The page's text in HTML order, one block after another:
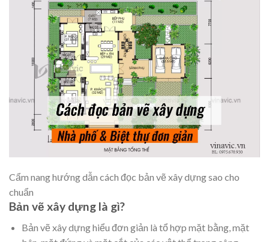
Cẩm nang hướng dẫn cách đọc bản vẽ xây dựng sao cho
chuẩn
Bản vẽ xây dựng là gì?
Bản vẽ xây dựng hiểu đơn giản là tổ hợp mặt bằng, mặt